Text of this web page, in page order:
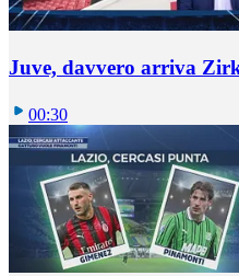
Juve, davvero arriva
00:30